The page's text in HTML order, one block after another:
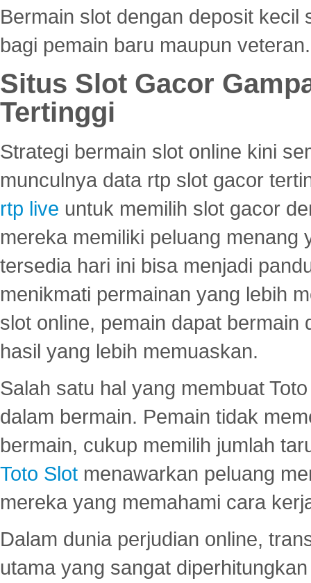
Bermain slot dengan deposit
bagi pemain baru maupun veteran.
Situs Slot Gacor
Tertinggi
Strategi bermain slot online kini
munculnya data rtp slot gacor
rtp live untuk memilih slot gacor
mereka memiliki peluang menang
tersedia hari ini bisa menjadi
menikmati permainan yang lebih
slot online, pemain dapat
hasil yang lebih memuaskan.
Salah satu hal yang membuat
dalam bermain. Pemain tidak
bermain, cukup memilih jumlah
Toto Slot menawarkan peluang
mereka yang memahami cara
Dalam dunia perjudian online,
utama yang sangat